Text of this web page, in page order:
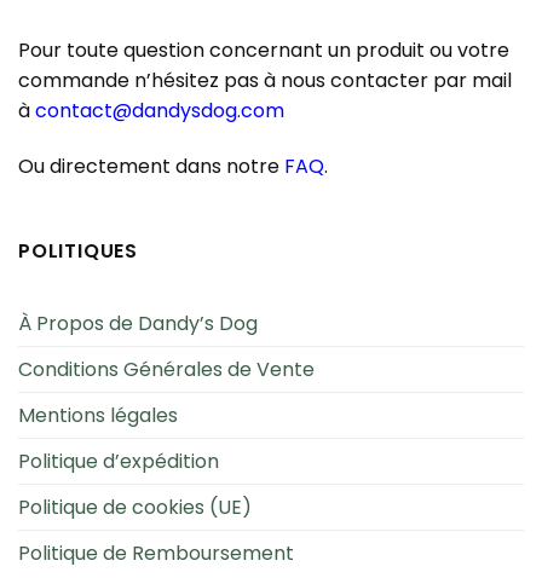
Pour toute question concernant un produit ou votre
commande n’hésitez pas à nous contacter par mail
àcontact@dandysdog.com
Ou directement dans notre FAQ.
POLITIQUES
À Propos de Dandy’s Dog
Conditions Générales de Vente
Mentions légales
Politique d’expédition
Politique de cookies (UE)
Politique de Remboursement